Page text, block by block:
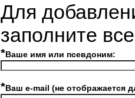
Для
заполните
*Ваше имя или псевдоним:
*Ваш e-mail (не отображается